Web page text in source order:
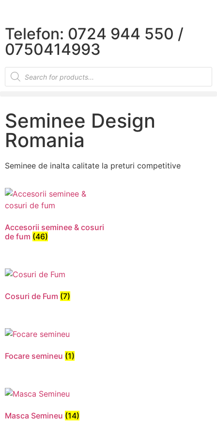
Telefon: 0724 944 550 /
0750414993
Seminee Design
Romania
Seminee de inalta calitate la preturi competitive
Accesorii seminee & cosuri
de fum (46)
Cosuri de Fum (7)
Focare semineu (1)
Masca Semineu (14)
cookie-uri
opționale.